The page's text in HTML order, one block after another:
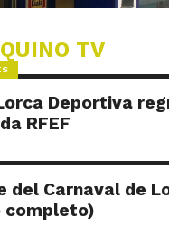
TV
Deportiva
RFEF
del Carnaval de
completo)